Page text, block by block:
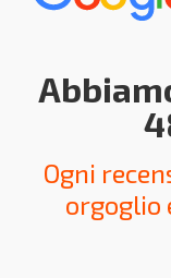
Ogni
orgoglio